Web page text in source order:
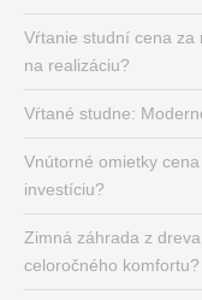
Vŕtanie studní cena za
na realizáciu?
Vŕtané studne:
Vnútorné omietky
investíciu?
Zimná záhrada z
celoročného komfortu?